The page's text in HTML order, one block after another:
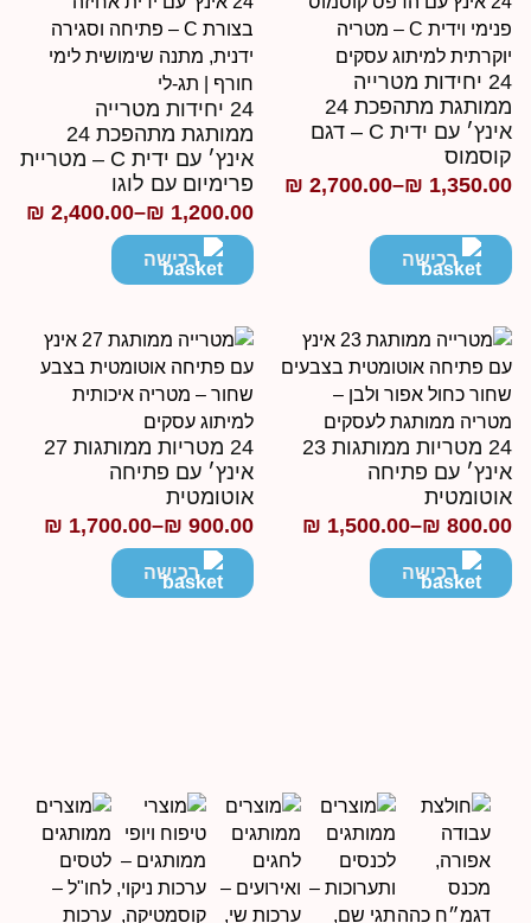
24 יחידות מטרייה
ממותגת מתהפכת 24
אינץ׳ עם ידית C – דגם
₪
–
₪2,700.00
רכישה
24 יחידות מטרייה
ממותגת מתהפכת 24
אינץ׳ עם ידית C – מטריית
פרימיום עם לוגו
₪1,200.00
–
₪2,400.00
טווח
מחירים:רכישה
24 מטריות ממותגות 23
עם פתיחה
₪
–
₪1,500.00
רכישה
24 מטריות ממותגות 27
אינץ׳ עם פתיחה
אוטומטית
₪900.00
–
₪1,700.00
טווח
מחירים:רכישה